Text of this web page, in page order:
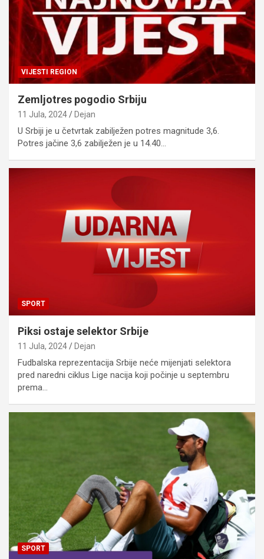
VIJESTI REGION
Zemljotres pogodio Srbiju
11 Jula, 2024 Dejan
U Srbiji je u četvrtak zabilježen potres magnitude 3,6.
Potres jačine 3,6 zabilježen je u 14.40…
SPORT
Piksi ostaje selektor Srbije
11 Jula, 2024 Dejan
Fudbalska reprezentacija Srbije neće mijenjati selektora
pred naredni ciklus Lige nacija koji počinje u septembru
prema…
SPORT